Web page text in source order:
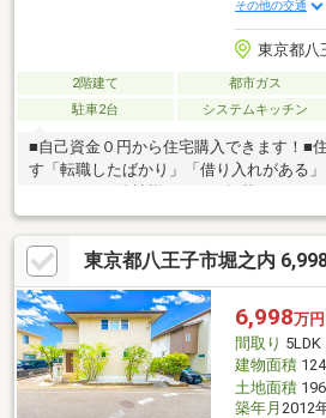
その他の交通
東京都八
2階建て 都市ガス
駐車2台
システムキッチン
■自己資金０円から住宅購入できます！■
す「転職したばかり」「借り入れがある
紹介可能です！■見学、お問合せにつきま
日、営業時間外でもご対応可能です！東
して頂けますよう常に新しい事を取り入れ
な知識でお客様の悩み事をしっかりと解
探しは東亜住宅にお任せください！ご見学
1665【通話料無料】までお気軽にお電話
ンの方は右下の青いバナーよりお問合せ頂
東京都八王子市堀之内
6,998万円
間取り 5LDK
建物面積
土地面積
築年月 2012